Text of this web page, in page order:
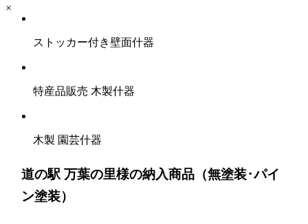
ストッカー付き壁面什器
特産品販売 木製什器
木製 園芸什器
道の駅 万葉の里様の納入商品（無塗装･パイ
ン塗装）
×